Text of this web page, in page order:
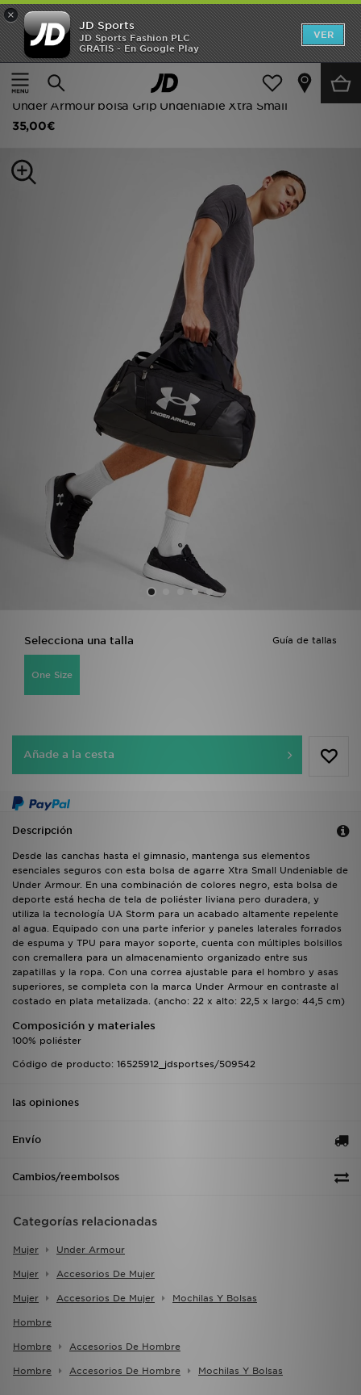
×
JD Sports
JD Sports Fashion PLC
GRATIS - En Google Play
VER
Página principal
Mujer
Accesorios de mujer
Under Armour bolsa Grip Undeniable Xtra Small
35,00€
Guía de tallas
Selecciona una talla
One Size
Añade a la cesta
Descripción
Desde las canchas hasta el gimnasio, mantenga sus elementos
esenciales seguros con esta bolsa de agarre Xtra Small Undeniable de
Under Armour. En una combinación de colores negro, esta bolsa de
deporte está hecha de tela de poliéster liviana pero duradera, y
utiliza la tecnología UA Storm para un acabado altamente repelente
al agua. Equipado con una parte inferior y paneles laterales forrados
de espuma y TPU para mayor soporte, cuenta con múltiples bolsillos
con cremallera para un almacenamiento organizado entre sus
zapatillas y la ropa. Con una correa ajustable para el hombro y asas
superiores, se completa con la marca Under Armour en contraste al
costado en plata metalizada. (ancho: 22 x alto: 22,5 x largo: 44,5 cm)
Composición y materiales
100% poliéster
Código de producto: 16525912_jdsportses/509542
las opiniones
Envío
Cambios/reembolsos
Categorías relacionadas
Mujer Under Armour
Mujer Accesorios De Mujer
Mujer Accesorios De Mujer Mochilas Y Bolsas
Hombre
Hombre Accesorios De Hombre
Hombre Accesorios De Hombre Mochilas Y Bolsas
Hombre
Mujer
Niños
Estilo